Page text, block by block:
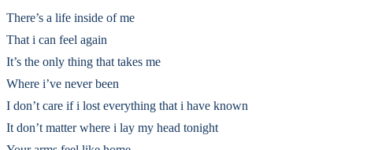
There’s a life inside of me
That i can feel again
It’s the only thing that takes me
Where i’ve never been
I don’t care if i lost everything that i have known
It don’t matter where i lay my head tonight